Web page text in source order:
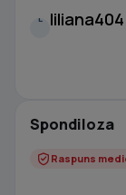
L
Spondiloza
Raspuns